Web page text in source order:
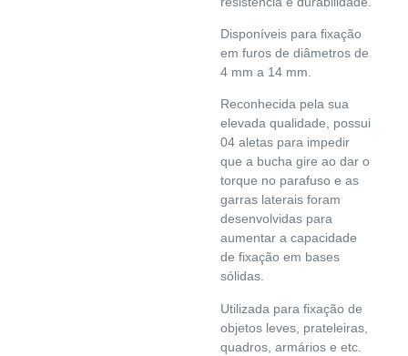
Disponíveis para fixação
em furos de diâmetros de
4 mm a 14 mm.
Reconhecida pela sua
elevada qualidade, possui
04 aletas para impedir
que a bucha gire ao dar o
torque no parafuso e as
garras laterais foram
desenvolvidas para
aumentar a capacidade
de fixação em bases
sólidas.
Utilizada para fixação de
objetos leves, prateleiras,
quadros, armários e etc.